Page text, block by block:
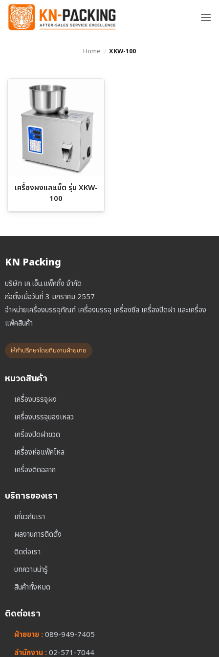
ข้าม
ยัง
Home / XKW-100
เครื่องผงและเม็ด รุ่น XKW-
100
KN Packing
บริษัท เค.เอ็น.แพ็คกิ้ง จำกัด
ก่อตั้งเมื่อวันที่ 3 มกราคม 2557
จำหน่ายเครื่องบรรจุภัณฑ์ เครื่องบรรจุ เครื่องซีล เครื่องปิดฝา และเครื่อง
แพ็คสินค้า
ให้คำปรึกษาโดยทีมงานฝ่ายขาย
หมวดสินค้า
เครื่องบรรจุผง
เครื่องบรรจุของเหลว
เครื่องปิดฝาขวด
เครื่องห่อแพ็คโหล
เครื่องติดฉลาก
บริการของเรา
เกี่ยวกับเรา
ผลงานการติดตั้ง
ติดต่อเรา
บทความน่ารู้
สินค้าทั้งหมด
ติดต่อเรา
ฝ่ายขาย :089-949-7405
สำนักงาน :02-571-7044